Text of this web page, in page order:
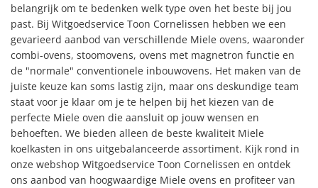
belangrijk om te bedenken welk type oven het beste bij jou
past. Bij Witgoedservice Toon Cornelissen hebben we een
gevarieerd aanbod van verschillende Miele ovens, waaronder
combi-ovens, stoomovens, ovens met magnetron functie en
de "normale" conventionele inbouwovens. Het maken van de
juiste keuze kan soms lastig zijn, maar ons deskundige team
staat voor je klaar om je te helpen bij het kiezen van de
perfecte Miele oven die aansluit op jouw wensen en
behoeften. We bieden alleen de beste kwaliteit Miele
koelkasten in ons uitgebalanceerde assortiment. Kijk rond in
onze webshop Witgoedservice Toon Cornelissen en ontdek
ons aanbod van hoogwaardige Miele ovens en profiteer van